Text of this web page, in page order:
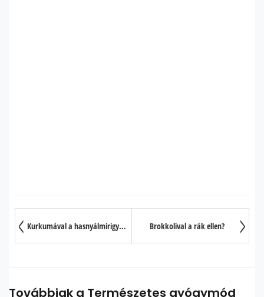
Kurkumával a hasnyálmirigyrák ellen? Brokkolival a rák ellen?
Továbbiak a Természetes gyógymód